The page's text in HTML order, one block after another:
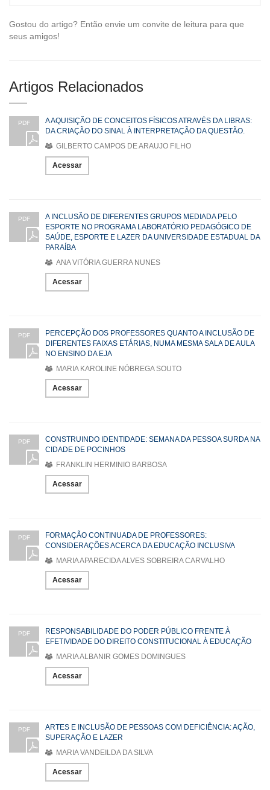
Gostou do artigo? Então envie um convite de leitura para que
seus amigos!
Artigos Relacionados
PDF
A AQUISIÇÃO DE CONCEITOS FÍSICOS ATRAVÉS DA LIBRAS:
DA CRIAÇÃO DO SINAL À INTERPRETAÇÃO DA QUESTÃO.
GILBERTO CAMPOS DE ARAUJO FILHO
Acessar
PDF
A INCLUSÃO DE DIFERENTES GRUPOS MEDIADA PELO
ESPORTE NO PROGRAMA LABORATÓRIO PEDAGÓGICO DE
SAÚDE, ESPORTE E LAZER DA UNIVERSIDADE ESTADUAL DA
PARAÍBA
ANA VITÓRIA GUERRA NUNES
Acessar
PDF
PERCEPÇÃO DOS PROFESSORES QUANTO A INCLUSÃO DE
DIFERENTES FAIXAS ETÁRIAS, NUMA MESMA SALA DE AULA
NO ENSINO DA EJA
MARIA KAROLINE NÓBREGA SOUTO
Acessar
PDF
CONSTRUINDO IDENTIDADE: SEMANA DA PESSOA SURDA NA
CIDADE DE POCINHOS
FRANKLIN HERMINIO BARBOSA
Acessar
PDF
FORMAÇÃO CONTINUADA DE PROFESSORES:
CONSIDERAÇÕES ACERCA DA EDUCAÇÃO INCLUSIVA
MARIA APARECIDA ALVES SOBREIRA CARVALHO
Acessar
PDF
RESPONSABILIDADE DO PODER PÚBLICO FRENTE À
EFETIVIDADE DO DIREITO CONSTITUCIONAL À EDUCAÇÃO
MARIA ALBANIR GOMES DOMINGUES
Acessar
PDF
ARTES E INCLUSÃO DE PESSOAS COM DEFICIÊNCIA: AÇÃO,
SUPERAÇÃO E LAZER
MARIA VANDEILDA DA SILVA
Acessar